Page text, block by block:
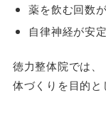
薬を飲む回数
自律神経が安
徳力整体院では
体づくりを目的と